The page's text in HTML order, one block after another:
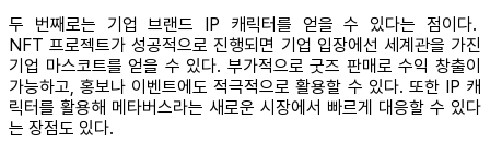
두 번째로는 기업 브랜드 IP 캐릭터를 얻을 수 있다는 점이다.
NFT 프로젝트가 성공적으로 진행되면 기업 입장에선 세계관을 가진
기업 마스코트를 얻을 수 있다. 부가적으로 굿즈 판매로 수익 창출이
가능하고, 홍보나 이벤트에도 적극적으로 활용할 수 있다. 또한 IP 캐
릭터를 활용해 메타버스라는 새로운 시장에서 빠르게 대응할 수 있다
는 장점도 있다.